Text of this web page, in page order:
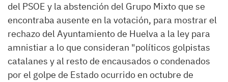
del PSOE y la abstención del Grupo Mixto que se
encontraba ausente en la votación, para mostrar el
rechazo del Ayuntamiento de Huelva a la ley para
amnistiar a lo que consideran "políticos golpistas
catalanes y al resto de encausados o condenados
por el golpe de Estado ocurrido en octubre de